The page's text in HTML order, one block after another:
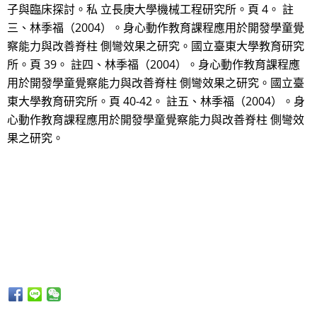
子與臨床探討。私 立長庚大學機械工程研究所。頁 4。 註
三、林季福（2004）。身心動作教育課程應用於開發學童覺
察能力與改善脊柱 側彎效果之研究。國立臺東大學教育研究
所。頁 39。 註四、林季福（2004）。身心動作教育課程應
用於開發學童覺察能力與改善脊柱 側彎效果之研究。國立臺
東大學教育研究所。頁 40-42。 註五、林季福（2004）。身
心動作教育課程應用於開發學童覺察能力與改善脊柱 側彎效
果之研究。